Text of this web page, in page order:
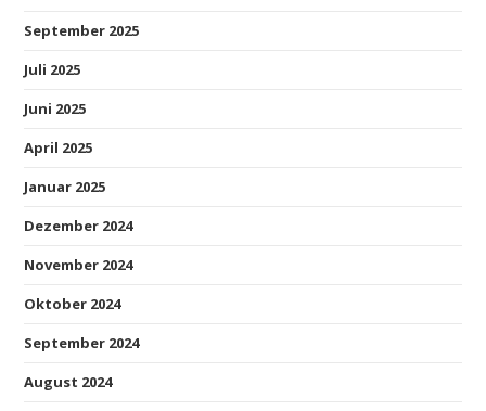
September 2025
Juli 2025
Juni 2025
April 2025
Januar 2025
Dezember 2024
November 2024
Oktober 2024
September 2024
August 2024